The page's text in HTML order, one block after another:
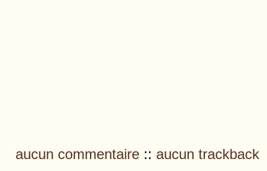
aucun commentaire :: aucun trackback